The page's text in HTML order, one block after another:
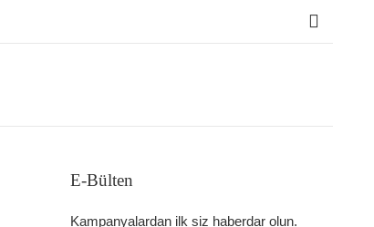
E-Bülten
Kampanyalardan ilk siz haberdar olun.